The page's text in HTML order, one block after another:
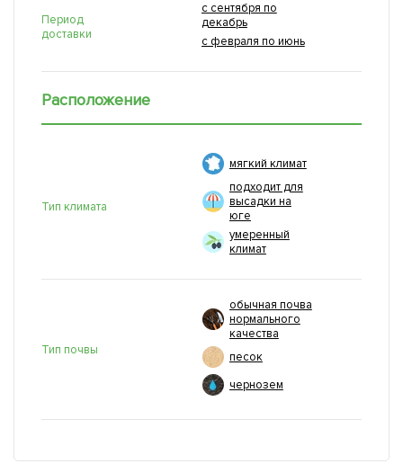
Период
доставки
с сентября по
декабрь
с февраля по июнь
Расположение
Тип климата
мягкий климат
подходит для
высадки на
юге
умеренный
климат
Тип почвы
обычная почва
нормального
качества
песок
чернозем